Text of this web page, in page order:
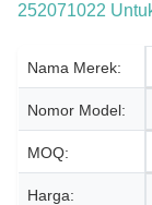
252071022
Nama Merek:
Nomor Model:
MOQ:
Harga: